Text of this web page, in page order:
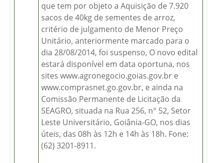
que tem por objeto a Aquisição de 7.920
sacos de 40kg de sementes de arroz,
critério de julgamento de Menor Preço
Unitário, anteriormente marcado para o
dia 28/08/2014, foi suspenso, O novo edital
estará disponível em data oportuna, nos
sites www.agronegocio.goias.gov.br e
www.comprasnet.go.gov.br, e ainda na
Comissão Permanente de Licitação da
SEAGRO, situada na Rua 256, n° 52, Setor
Leste Universitário, Goiânia-GO, nos dias
úteis, das 08h às 12h e 14h às 18h. Fone:
(62) 3201-8911.